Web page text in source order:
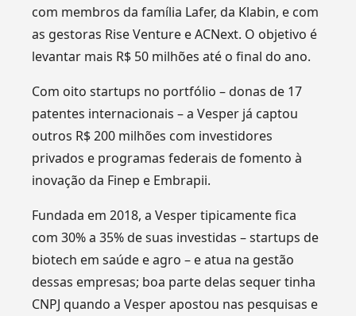
com membros da família Lafer, da Klabin, e com
as gestoras Rise Venture e ACNext. O objetivo é
levantar mais R$ 50 milhões até o final do ano.
Com oito startups no portfólio – donas de 17
patentes internacionais – a Vesper já captou
outros R$ 200 milhões com investidores
privados e programas federais de fomento à
inovação da Finep e Embrapii.
Fundada em 2018, a Vesper tipicamente fica
com 30% a 35% de suas investidas – startups de
biotech em saúde e agro – e atua na gestão
dessas empresas; boa parte delas sequer tinha
CNPJ quando a Vesper apostou nas pesquisas e